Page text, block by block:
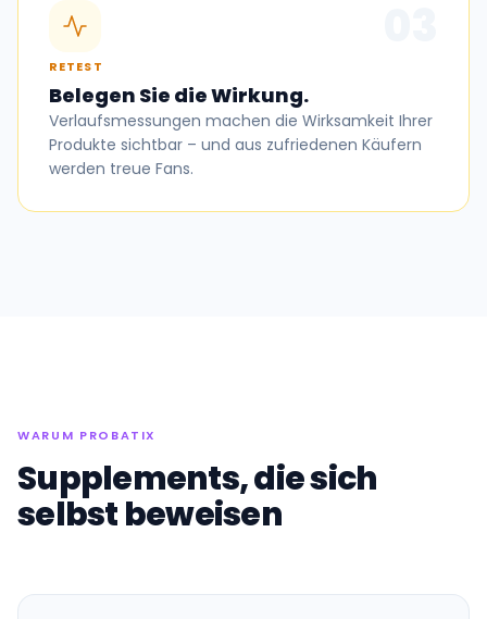
RETEST
Belegen Sie die Wirkung.
Verlaufsmessungen machen die Wirksamkeit Ihrer
Produkte sichtbar – und aus zufriedenen Käufern
werden treue Fans.
WARUM PROBATIX
Supplements, die sich
selbst beweisen